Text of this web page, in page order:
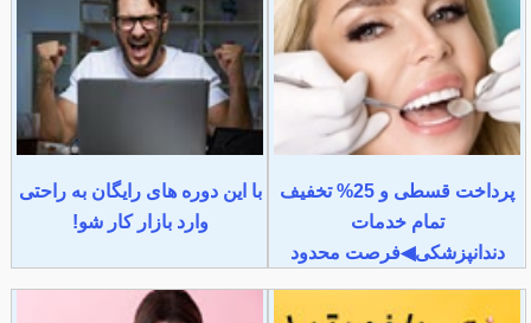
پرداخت قسطی و 25% تخفیف
تمام خدمات
دندانپزشکی◀فرصت محدود
با این دوره های رایگان به راحتی
وارد بازار کار شو!